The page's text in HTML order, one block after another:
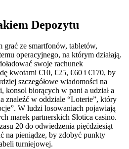
Depozytu
grać ze smartfonów, tabletów,
operacyjnego, na którym działają.
swoje rachunek
kwotami €10, €25, €60 i €170, by
szczegółowe wiadomości na
konsol biorących w pani a udział a
znaleźć w oddziale “Loterie”, który
W ludzi losowaniach pojawiają
marek partnerskich Slotica casino.
20 do odwiedzenia pięćdziesiąt
na pieniądze, by zdobyć punkty
turniejowej.